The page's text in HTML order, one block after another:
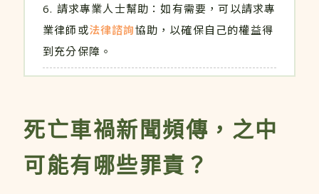
請求專業人士幫助：如有需要，可以請求專
業律師或法律諮詢協助，以確保自己的權益得
到充分保障。
死亡車禍新聞頻傳，之中
可能有哪些罪責？